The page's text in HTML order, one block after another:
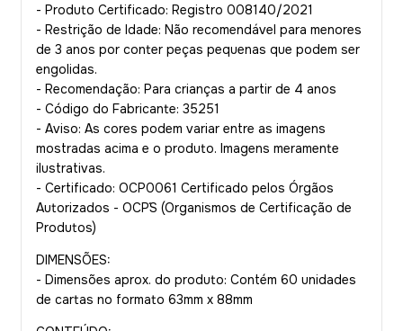
- Produto Certificado: Registro 008140/2021
- Restrição de Idade: Não recomendável para menores
de 3 anos por conter peças pequenas que podem ser
engolidas.
- Recomendação: Para crianças a partir de 4 anos
- Código do Fabricante: 35251
- Aviso: As cores podem variar entre as imagens
mostradas acima e o produto. Imagens meramente
ilustrativas.
- Certificado: OCP0061 Certificado pelos Órgãos
Autorizados - OCP´S (Organismos de Certificação de
Produtos)
DIMENSÕES:
- Dimensões aprox. do produto: Contém 60 unidades
de cartas no formato 63mm x 88mm